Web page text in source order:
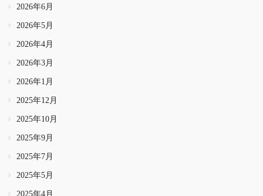
2026年6月
2026年5月
2026年4月
2026年3月
2026年1月
2025年12月
2025年10月
2025年9月
2025年7月
2025年5月
2025年4月